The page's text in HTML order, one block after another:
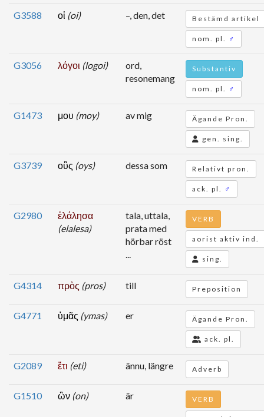
G3588 οἱ (oi) –, den, det Bestämd artikel
nom. pl. ♂
G3056 λόγοι (logoi)
ord,
resonemang
Substantiv
nom. pl. ♂
G1473 μου (moy) av mig Ägande Pron.
gen. sing.
G3739 οὓς (oys) dessa som Relativt pron.
ack. pl. ♂
G2980
ἐλάλησα
(elalesa)
tala, uttala,
prata med
hörbar röst
...
VERB
aorist aktiv ind.
sing.
G4314 πρὸς (pros) till Preposition
G4771 ὑμᾶς (ymas) er Ägande Pron.
ack. pl.
G2089 ἔτι (eti) ännu, längre Adverb
G1510 ὢν (on) är VERB